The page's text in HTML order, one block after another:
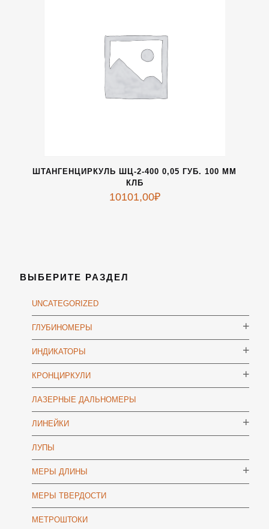
ШТАНГЕНЦИРКУЛЬ ШЦ-2-400 0,05 ГУБ. 100 ММ
КЛБ
10101,00₽
ВЫБЕРИТЕ РАЗДЕЛ
UNCATEGORIZED
ГЛУБИНОМЕРЫ
ИНДИКАТОРЫ
КРОНЦИРКУЛИ
ЛАЗЕРНЫЕ ДАЛЬНОМЕРЫ
ЛИНЕЙКИ
ЛУПЫ
МЕРЫ ДЛИНЫ
МЕРЫ ТВЕРДОСТИ
МЕТРОШТОКИ